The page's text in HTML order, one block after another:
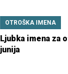
OTROŠKA IMENA
Ljubka imena za
junija